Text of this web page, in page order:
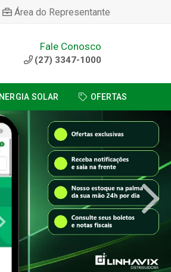
Área do Representante
Fale Conosco
(27) 3347-1000
SOLAR OFERTAS